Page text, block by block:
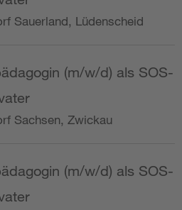
Sauerland, Lüdenscheid
(m/w/d) als SOS-
Sachsen, Zwickau
(m/w/d) als SOS-